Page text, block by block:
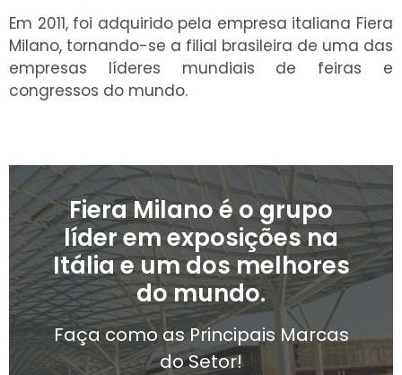
Em 2011, foi adquirido pela empresa italiana Fiera
Milano, tornando-se a filial brasileira de uma das
empresas líderes mundiais de feiras e
congressos do mundo.
Fiera Milano é o grupo
líder em exposições na
Itália e um dos melhores
do mundo.
Faça como as Principais Marcas
do Setor!